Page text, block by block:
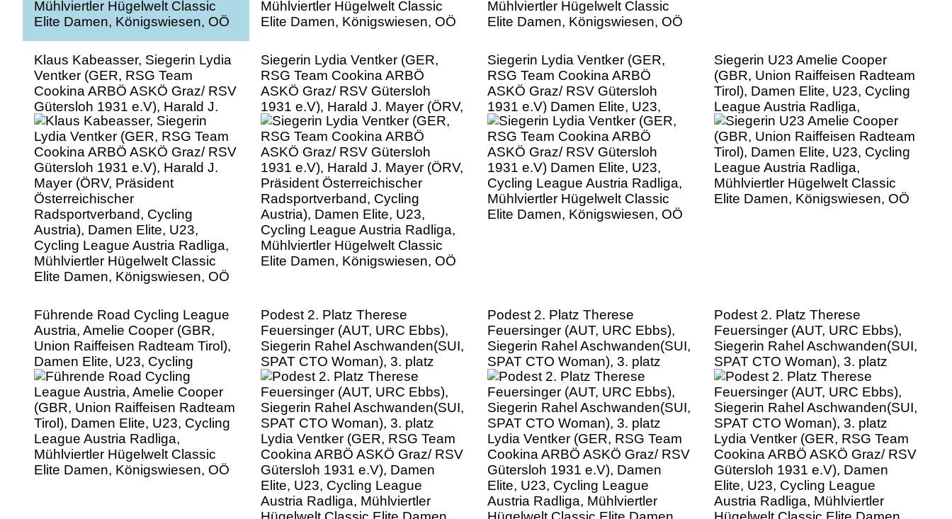
Klaus Kabeasser, Siegerin Lydia
Ventker (GER, RSG Team
Cookina ARBÖ ASKÖ Graz/ RSV
Gütersloh 1931 e.V), Harald J.
Mayer (ÖRV, Präsident
Österreichischer
Radsportverband, Cycling
Austria), Damen Elite, U23,
Cycling League Austria Radliga,
Mühlviertler Hügelwelt Classic
Elite Damen, Königswiesen, OÖ
Siegerin Lydia Ventker (GER,
RSG Team Cookina ARBÖ
ASKÖ Graz/ RSV Gütersloh
1931 e.V), Harald J. Mayer (ÖRV,
Präsident Österreichischer
Radsportverband, Cycling
Austria), Damen Elite, U23,
Cycling League Austria Radliga,
Mühlviertler Hügelwelt Classic
Elite Damen, Königswiesen, OÖ
Siegerin Lydia Ventker (GER,
RSG Team Cookina ARBÖ
ASKÖ Graz/ RSV Gütersloh
1931 e.V) Damen Elite, U23,
Cycling League Austria Radliga,
Mühlviertler Hügelwelt Classic
Elite Damen, Königswiesen, OÖ
Siegerin U23 Amelie Cooper
(GBR, Union Raiffeisen Radteam
Tirol), Damen Elite, U23, Cycling
League Austria Radliga,
Mühlviertler Hügelwelt Classic
Elite Damen, Königswiesen, OÖ
Führende Road Cycling League
Austria, Amelie Cooper (GBR,
Union Raiffeisen Radteam Tirol),
Damen Elite, U23, Cycling
League Austria Radliga,
Mühlviertler Hügelwelt Classic
Elite Damen, Königswiesen, OÖ
Podest 2. Platz Therese
Feuersinger (AUT, URC Ebbs),
Siegerin Rahel Aschwanden(SUI,
SPAT CTO Woman), 3. platz
Lydia Ventker (GER, RSG Team
Cookina ARBÖ ASKÖ Graz/ RSV
Gütersloh 1931 e.V), Damen
Elite, U23, Cycling League
Austria Radliga, Mühlviertler
Hügelwelt Classic Elite Damen,
Königswiesen, OÖ
Podest 2. Platz Therese
Feuersinger (AUT, URC Ebbs),
Siegerin Rahel Aschwanden(SUI,
SPAT CTO Woman), 3. platz
Lydia Ventker (GER, RSG Team
Cookina ARBÖ ASKÖ Graz/ RSV
Gütersloh 1931 e.V), Damen
Elite, U23, Cycling League
Austria Radliga, Mühlviertler
Hügelwelt Classic Elite Damen,
Königswiesen, OÖ
Podest 2. Platz Therese
Feuersinger (AUT, URC Ebbs),
Siegerin Rahel Aschwanden(SUI,
SPAT CTO Woman), 3. platz
Lydia Ventker (GER, RSG Team
Cookina ARBÖ ASKÖ Graz/ RSV
Gütersloh 1931 e.V), Damen
Elite, U23, Cycling League
Austria Radliga, Mühlviertler
Hügelwelt Classic Elite Damen,
Königswiesen, OÖ